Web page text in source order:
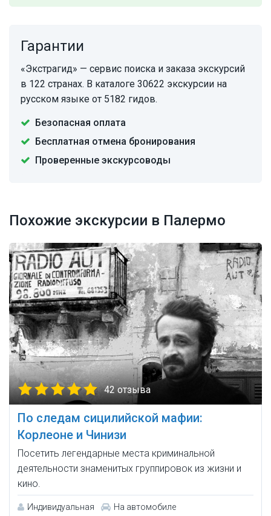
Гарантии
«Экстрагид» — сервис поиска и заказа экскурсий
в 122 странах. В каталоге 30622 экскурсии на
русском языке от 5182 гидов.
Безопасная оплата
Бесплатная отмена бронирования
Проверенные экскурсоводы
Похожие экскурсии в Палермо
42 отзыва
По следам сицилийской мафии:
Корлеоне и Чинизи
Посетить легендарные места криминальной
деятельности знаменитых группировок из жизни и
кино.
Индивидуальная
На автомобиле